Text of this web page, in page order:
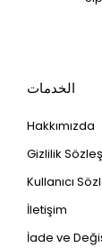
الخدمات
Hakkımızda
Gizlilik
Kullanıcı
İletişim
İade ve